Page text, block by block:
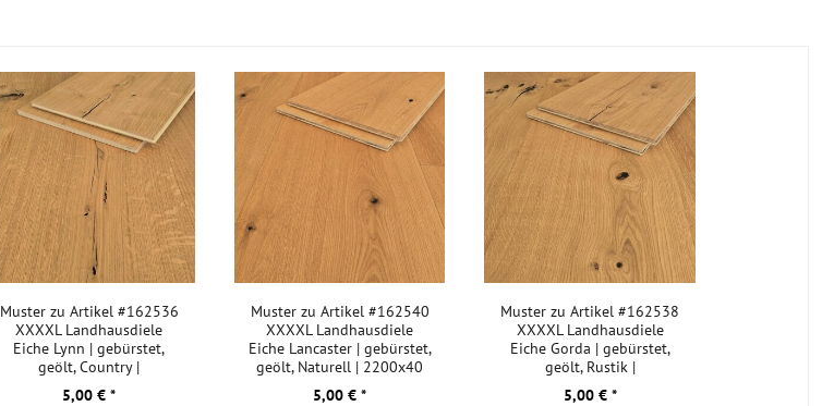
Muster zu Artikel #162536
XXXXL Landhausdiele
Eiche Lynn | gebürstet,
geölt, Country |
2200x400x18 m
5,00 € *
Muster zu Artikel #162540
XXXXL Landhausdiele
Eiche Lancaster | gebürstet,
geölt, Naturell | 2200x40
5,00 € *
Muster zu Artikel #162538
XXXXL Landhausdiele
Eiche Gorda | gebürstet,
geölt, Rustik |
2200x400x18 m
5,00 € *